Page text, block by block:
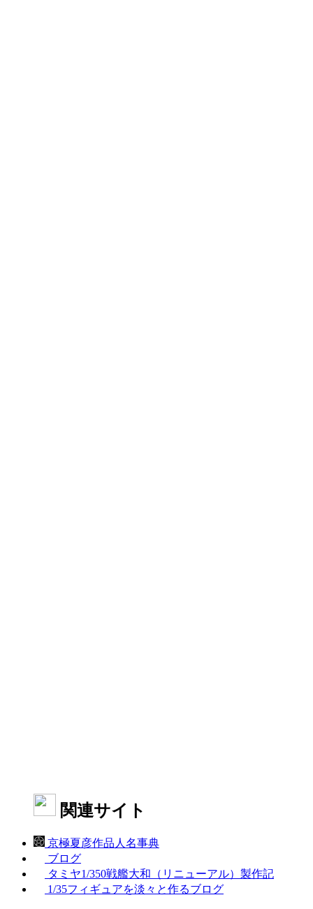
関連サイト
京極夏彦作品人名事典
ブログ
タミヤ1/350戦艦大和（リニューアル）製作記
1/35フィギュアを淡々と作るブログ